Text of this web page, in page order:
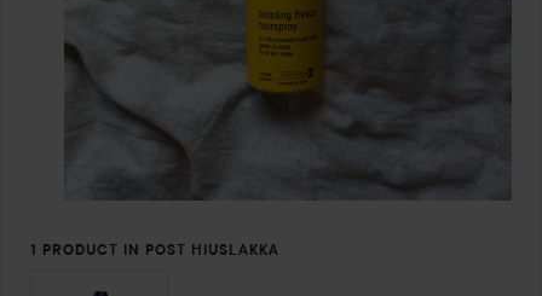
1 PRODUCT IN POST HIUSLAKKA